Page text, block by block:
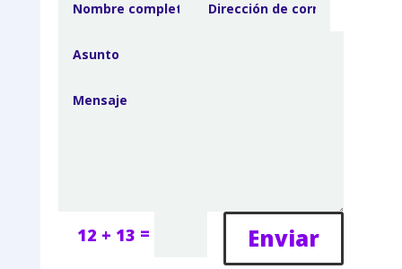
12 + 13 = Enviar